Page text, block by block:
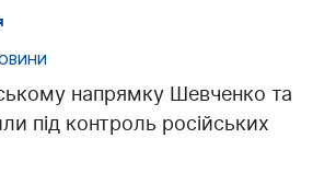
напрямку Шевченко та
під контроль російських